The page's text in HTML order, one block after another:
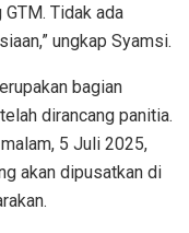
Tidak ada
ungkap Syamsi.
bagian
dirancang panitia.
5 Juli 2025,
akan dipusatkan di